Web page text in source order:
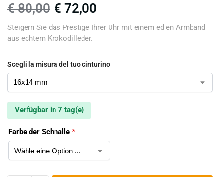
€80,00 € 72,00
Steigern Sie das Prestige Ihrer Uhr mit einem edlen Armband
aus echtem Krokodilleder.
Scegli la misura del tuo cinturino
Verfügbar in 7 tag(e)
Farbe der Schnalle *